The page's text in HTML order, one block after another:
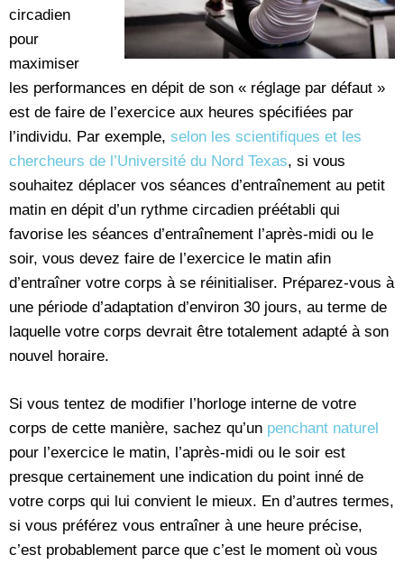
circadien
pour
maximiser
les performances en dépit de son « réglage par défaut »
est de faire de l’exercice aux heures spécifiées par
l’individu. Par exemple, selon les scientifiques et les
chercheurs de l’Université du Nord Texas, si vous
souhaitez déplacer vos séances d’entraînement au petit
matin en dépit d’un rythme circadien préétabli qui
favorise les séances d’entraînement l’après-midi ou le
soir, vous devez faire de l’exercice le matin afin
d’entraîner votre corps à se réinitialiser. Préparez-vous à
une période d’adaptation d’environ 30 jours, au terme de
laquelle votre corps devrait être totalement adapté à son
nouvel horaire.
Si vous tentez de modifier l’horloge interne de votre
corps de cette manière, sachez qu’un penchant naturel
pour l’exercice le matin, l’après-midi ou le soir est
presque certainement une indication du point inné de
votre corps qui lui convient le mieux. En d’autres termes,
si vous préférez vous entraîner à une heure précise,
c’est probablement parce que c’est le moment où vous